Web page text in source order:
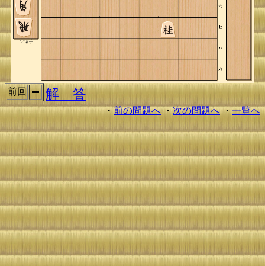
前回 解 答
・前の問題へ・次の問題へ・一覧へ